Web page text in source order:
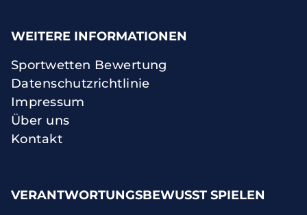
WEITERE INFORMATIONEN
Sportwetten Bewertung
Datenschutzrichtlinie
Impressum
Über uns
Kontakt
VERANTWORTUNGSBEWUSST SPIELEN